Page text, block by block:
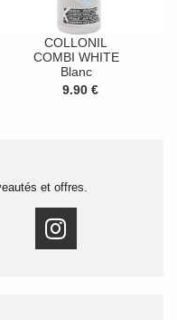
COLLONIL
COMBI WHITE
Blanc
9.90 €
et offres.